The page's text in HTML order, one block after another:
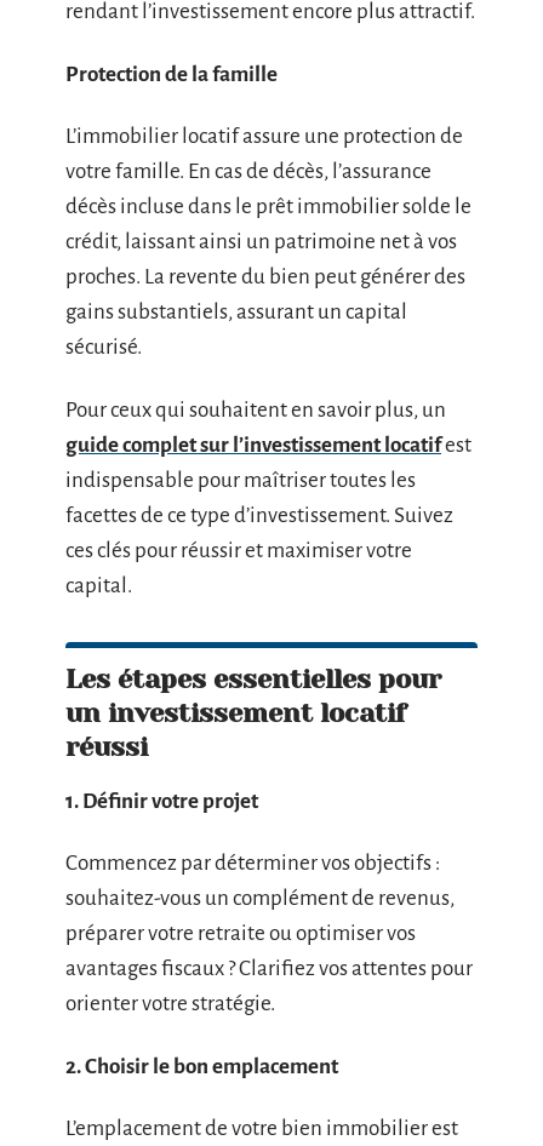
rendant l’investissement encore plus attractif.
Protection de la famille
L’immobilier locatif assure une protection de
votre famille. En cas de décès, l’assurance
décès incluse dans le prêt immobilier solde le
crédit, laissant ainsi un patrimoine net à vos
proches. La revente du bien peut générer des
gains substantiels, assurant un capital
sécurisé.
Pour ceux qui souhaitent en savoir plus, un
guide complet sur l’investissement locatifest
indispensable pour maîtriser toutes les
facettes de ce type d’investissement. Suivez
ces clés pour réussir et maximiser votre
capital.
Les étapes essentielles pour
un investissement locatif
réussi
1. Définir votre projet
Commencez par déterminer vos objectifs :
souhaitez-vous un complément de revenus,
préparer votre retraite ou optimiser vos
avantages fiscaux ? Clarifiez vos attentes pour
orienter votre stratégie.
2. Choisir le bon emplacement
L’emplacement de votre bien immobilier est